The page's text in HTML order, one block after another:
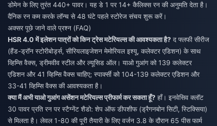
डोमेन के लिए तुरंत 440+ पावर। यह डे 1 पर 14+ कैलिक्स रन की अनुमति देता है।
दैनिक रन कम करके लॉन्च से 48 घंटे पहले स्टोरेज संचय शुरू करें।
अक्सर पूछे जाने वाले प्रश्न (FAQ)
HSR 4.0 में इलेशन पात्रों को किन ट्रेस मटेरियल्स की आवश्यकता है? द फ्लफी सीरीज
(हैंड-ड्रॉन स्टोरीबोर्ड्स, सीरियलाइजेशन मेमोरियल इश्यू, कलेक्टर एडिशन) के साथ
व्हिम्सि वैक्स, ड्रीमवीव स्टील और ल्यूसिड ऑल। याओ गुआंग को 139 कलेक्टर
एडिशन और 41 व्हिम्सि वैक्स चाहिए; स्पार्क्सी को 104-139 कलेक्टर एडिशन और
33-41 व्हिम्सि वैक्स की आवश्यकता है।
क्या मैं अभी याओ गुआंग असेंशन मटेरियल्स प्रीफार्म कर सकता हूँ? हाँ। इनवेसिव क्लॉट
30 पावर प्रति रन पर स्टैग्नेंट शैडो: शेप ऑफ डीपशीफ (ड्रैगनबोन सिटी, स्टिक्सिया)
से मिलता है। लेवल 1-80 की पूरी तैयारी के लिए वर्जन 3.8 के दौरान 65 पीस फार्म